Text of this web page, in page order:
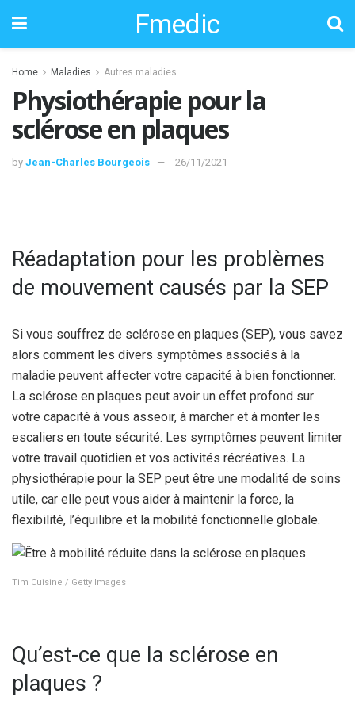
Fmedic
Home Maladies Autres maladies
Physiothérapie pour la
sclérose en plaques
by Jean-Charles Bourgeois 26/11/2021
Réadaptation pour les problèmes
de mouvement causés par la SEP
Si vous souffrez de sclérose en plaques (SEP), vous savez
alors comment les divers symptômes associés à la
maladie peuvent affecter votre capacité à bien fonctionner.
La sclérose en plaques peut avoir un effet profond sur
votre capacité à vous asseoir, à marcher et à monter les
escaliers en toute sécurité. Les symptômes peuvent limiter
votre travail quotidien et vos activités récréatives. La
physiothérapie pour la SEP peut être une modalité de soins
utile, car elle peut vous aider à maintenir la force, la
flexibilité, l’équilibre et la mobilité fonctionnelle globale.
Tim Cuisine / Getty Images
Qu’est-ce que la sclérose en
plaques ?